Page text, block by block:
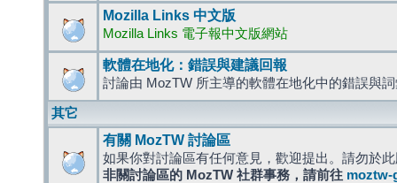
Mozilla Links 中文版
Mozilla Links 電子報中文版網站
軟體在地化：錯誤與建議回報
討論由 MozTW 所主導的軟體在地化中的錯誤與
其它
有關 MozTW 討論區
如果你對討論區有任何意見，歡迎提出。請勿於
非關討論區的 MozTW 社群事務，請前往 moztw-